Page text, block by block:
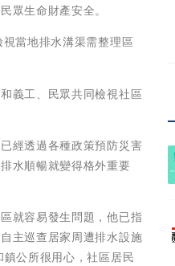
眾生命財產安全。
當地排水溝渠需整理區
義工、民眾共同檢視社區
經透過各種政策預防災害
水順暢就變得格外重要
就容易發生問題，他已指
主巡查居家周遭排水設施
公所很用心，社區居民